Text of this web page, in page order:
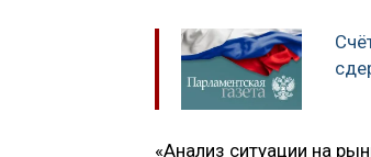
«Анализ ситуации на